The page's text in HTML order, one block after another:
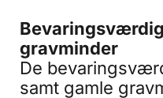
gravminder
De
samt gamle